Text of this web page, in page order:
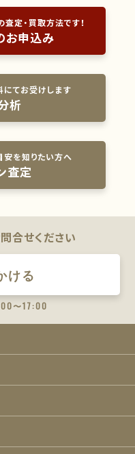
定・買取方法です！
お申込み
てお受けします
析
を知りたい方へ
査定
合せください
ける
〜17:00